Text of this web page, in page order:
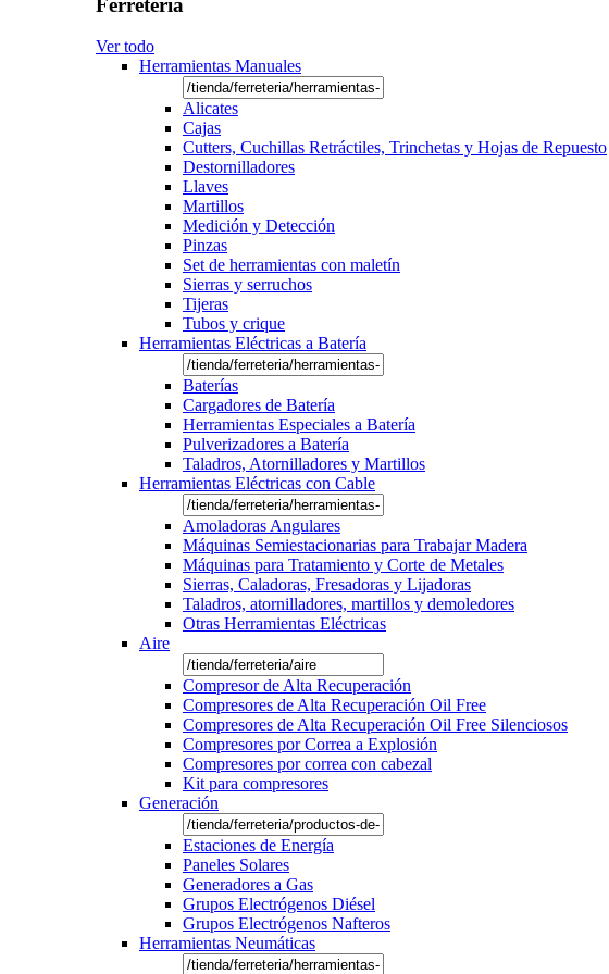
Ferretería
Ver todo
Herramientas Manuales
Alicates
Cajas
Cutters, Cuchillas Retráctiles, Trinchetas y Hojas de Repuesto
Destornilladores
Llaves
Martillos
Medición y Detección
Pinzas
Set de herramientas con maletín
Sierras y serruchos
Tijeras
Tubos y crique
Herramientas Eléctricas a Batería
Baterías
Cargadores de Batería
Herramientas Especiales a Batería
Pulverizadores a Batería
Taladros, Atornilladores y Martillos
Herramientas Eléctricas con Cable
Amoladoras Angulares
Máquinas Semiestacionarias para Trabajar Madera
Máquinas para Tratamiento y Corte de Metales
Sierras, Caladoras, Fresadoras y Lijadoras
Taladros, atornilladores, martillos y demoledores
Otras Herramientas Eléctricas
Aire
Compresor de Alta Recuperación
Compresores de Alta Recuperación Oil Free
Compresores de Alta Recuperación Oil Free Silenciosos
Compresores por Correa a Explosión
Compresores por correa con cabezal
Kit para compresores
Generación
Estaciones de Energía
Paneles Solares
Generadores a Gas
Grupos Electrógenos Diésel
Grupos Electrógenos Nafteros
Herramientas Neumáticas